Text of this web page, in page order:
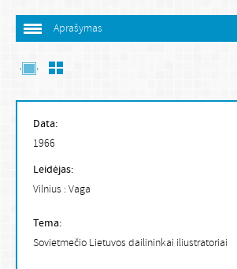
Aprašymas
Data:
1966
Leidėjas:
Vilnius : Vaga
Tema:
Sovietmečio Lietuvos dailininkai iliustratoriai